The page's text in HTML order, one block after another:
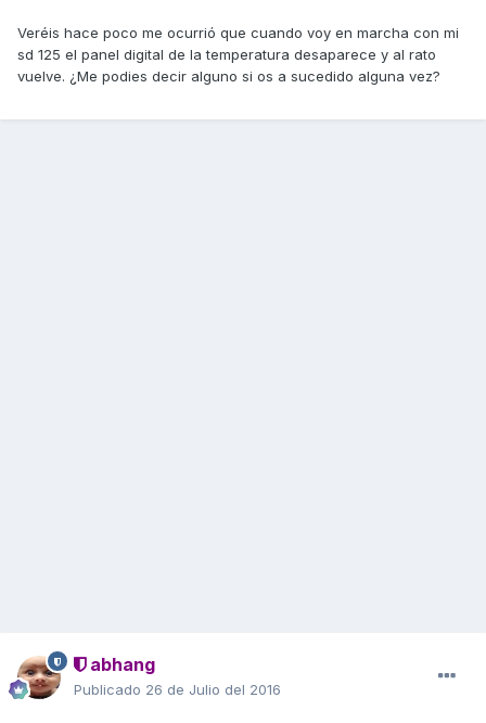
Veréis hace poco me ocurrió que cuando voy en marcha con mi
sd 125 el panel digital de la temperatura desaparece y al rato
vuelve. ¿Me podies decir alguno si os a sucedido alguna vez?
abhang
Publicado 26 de Julio del 2016